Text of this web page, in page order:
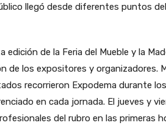
llegó desde diferentes puntos
edición de la Feria del Mueble y la
de los expositores y organizadores.
recorrieron Expodema durante
en cada jornada. El jueves y
del rubro en las primeras